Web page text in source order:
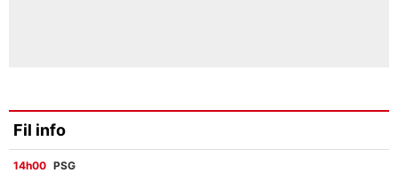
Fil info
14h00 PSG